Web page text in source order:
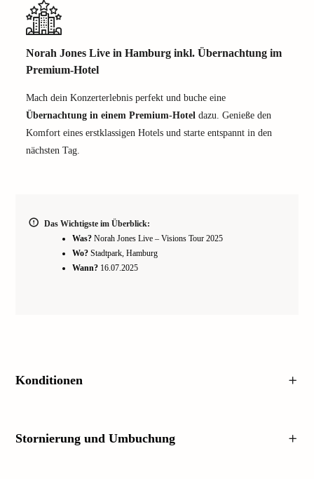
Norah Jones Live in Hamburg inkl. Übernachtung im
Premium-Hotel
Mach dein Konzerterlebnis perfekt und buche eine
Übernachtung in einem Premium-Hotel dazu. Genieße den
Komfort eines erstklassigen Hotels und starte entspannt in den
nächsten Tag.
Das Wichtigste im Überblick:
Was? Norah Jones Live – Visions Tour 2025
Wo? Stadtpark, Hamburg
Wann? 16.07.2025
Konditionen
Stornierung und Umbuchung